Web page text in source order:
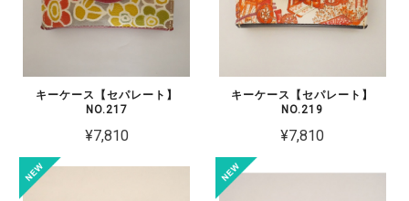
キーケース【セパレート】
NO.217
¥7,810
キーケース【セパレート】
NO.219
¥7,810